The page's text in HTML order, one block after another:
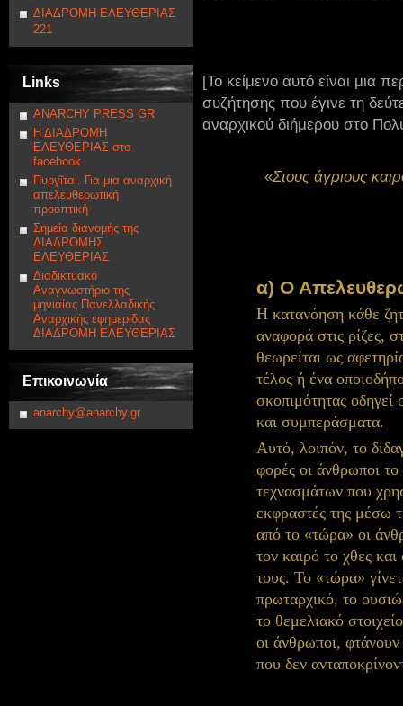
ΔΙΑΔΡΟΜΗ ΕΛΕΥΘΕΡΙΑΣ
221
Links
ANARCHY PRESS GR
Η ΔΙΑΔΡΟΜΗ
ΕΛΕΥΘΕΡΙΑΣ στο
facebook
Πυργῖται. Για μια αναρχική
απελευθερωτική
προοπτική
Σημεία διανομής της
ΔΙΑΔΡΟΜΗΣ
ΕΛΕΥΘΕΡΙΑΣ
Διαδικτυακό
Αναγνωστήριο της
μηνιαίας Πανελλαδικής
Αναρχικής εφημερίδας
ΔΙΑΔΡΟΜΗ ΕΛΕΥΘΕΡΙΑΣ
Επικοινωνία
anarchy@anarchy.gr
[Το κείμενο αυτό είναι μια
συζήτησης που έγινε τη
αναρχικού διήμερου στο
«Στους άγριους
α) Ο
Η κατανόηση κάθε
αναφορά στις ρίζες,
θεωρείται ως
τέλος ή ένα
σκοπιμότητας οδηγεί
και συμπεράσματα.
Αυτό, λοιπόν, το
φορές οι άνθρωποι
τεχνασμάτων που
εκφραστές της μέσω
από το «τώρα» οι
τον καιρό το χθες
τους. Το «τώρα»
πρωταρχικό, το
το θεμελιακό
οι άνθρωποι,
που δεν